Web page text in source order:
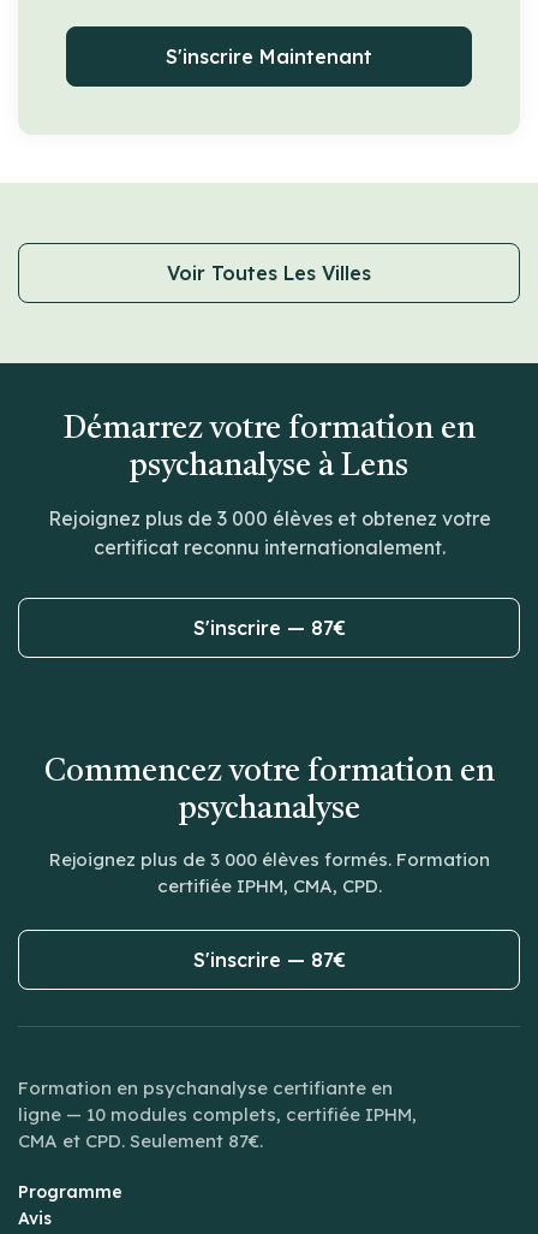
S'inscrire Maintenant
Voir Toutes Les Villes
Démarrez votre formation en
psychanalyse à Lens
Rejoignez plus de 3 000 élèves et obtenez votre
certificat reconnu internationalement.
S'inscrire — 87€
Commencez votre formation en
psychanalyse
Rejoignez plus de 3 000 élèves formés. Formation
certifiée IPHM, CMA, CPD.
S'inscrire — 87€
Formation en psychanalyse certifiante en
ligne — 10 modules complets, certifiée IPHM,
CMA et CPD. Seulement 87€.
Programme
Avis